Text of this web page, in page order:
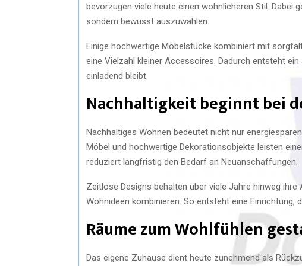
bevorzugen viele heute einen wohnlicheren Stil. Dabei
sondern bewusst auszuwählen.
Einige hochwertige Möbelstücke kombiniert mit
eine Vielzahl kleiner Accessoires. Dadurch entsteht
einladend bleibt.
Nachhaltigkeit beginnt bei
Nachhaltiges Wohnen bedeutet nicht nur
Möbel und hochwertige Dekorationsobjekte leisten
reduziert langfristig den Bedarf an Neuanschaffungen.
Zeitlose Designs behalten über viele Jahre hinweg
Wohnideen kombinieren. So entsteht eine Einrichtung,
Räume zum Wohlfühlen
Das eigene Zuhause dient heute zunehmend als